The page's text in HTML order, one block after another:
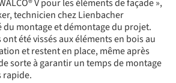
V pour les éléments de façade »,
technicien chez Lienbacher
du montage et démontage du projet.
été vissés aux éléments en bois au
et restent en place, même après
sorte à garantir un temps de montage
rapide.